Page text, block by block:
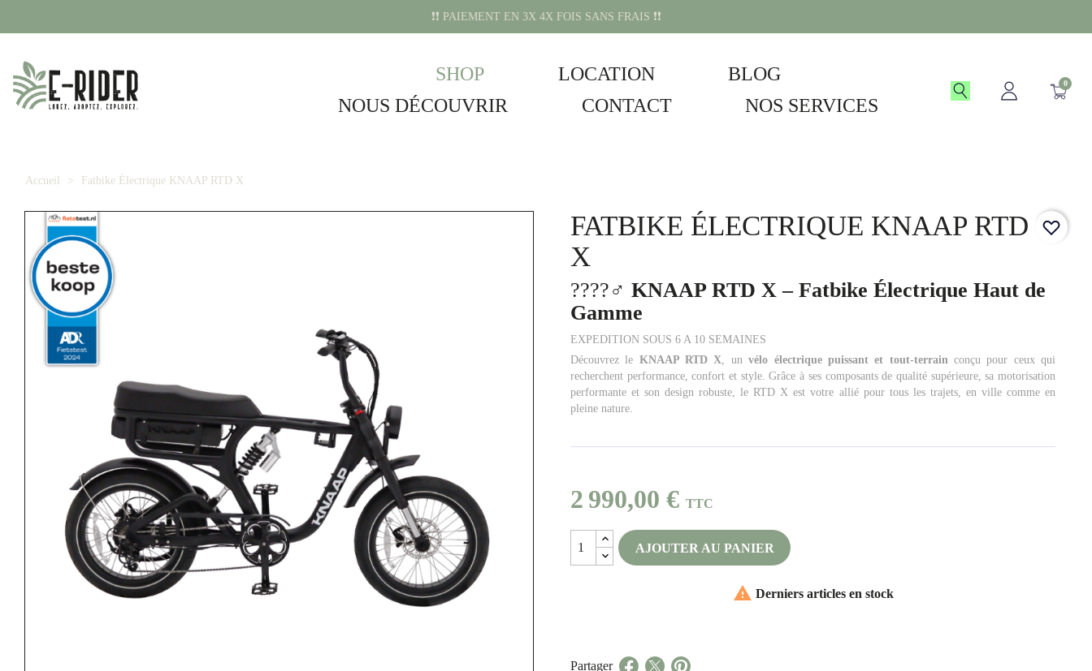
❗️❗️ PAIEMENT EN 3X 4X FOIS SANS FRAIS ❗️❗️
SHOP LOCATION
BLOG
NOUS DÉCOUVRIR
CONTACT NOS SERVICES
0
Accueil Fatbike Électrique KNAAP RTD X
FATBIKE ÉLECTRIQUE KNAAP RTD
X
????‍♂️ KNAAP RTD X – Fatbike Électrique Haut de
Gamme
EXPEDITION SOUS 6 A 10 SEMAINES
Découvrez le KNAAP RTD X , unvélo électrique puissant et tout-terrain conçu pour ceux qui
recherchent performance, confort et style. Grâce à ses composants de qualité supérieure, sa motorisation
performante et son design robuste, le RTD X est votre allié pour tous les trajets, en ville comme en
pleine nature.
2 990,00 € TTC
AJOUTER AU PANIER
 Derniers articles en stock
Partager